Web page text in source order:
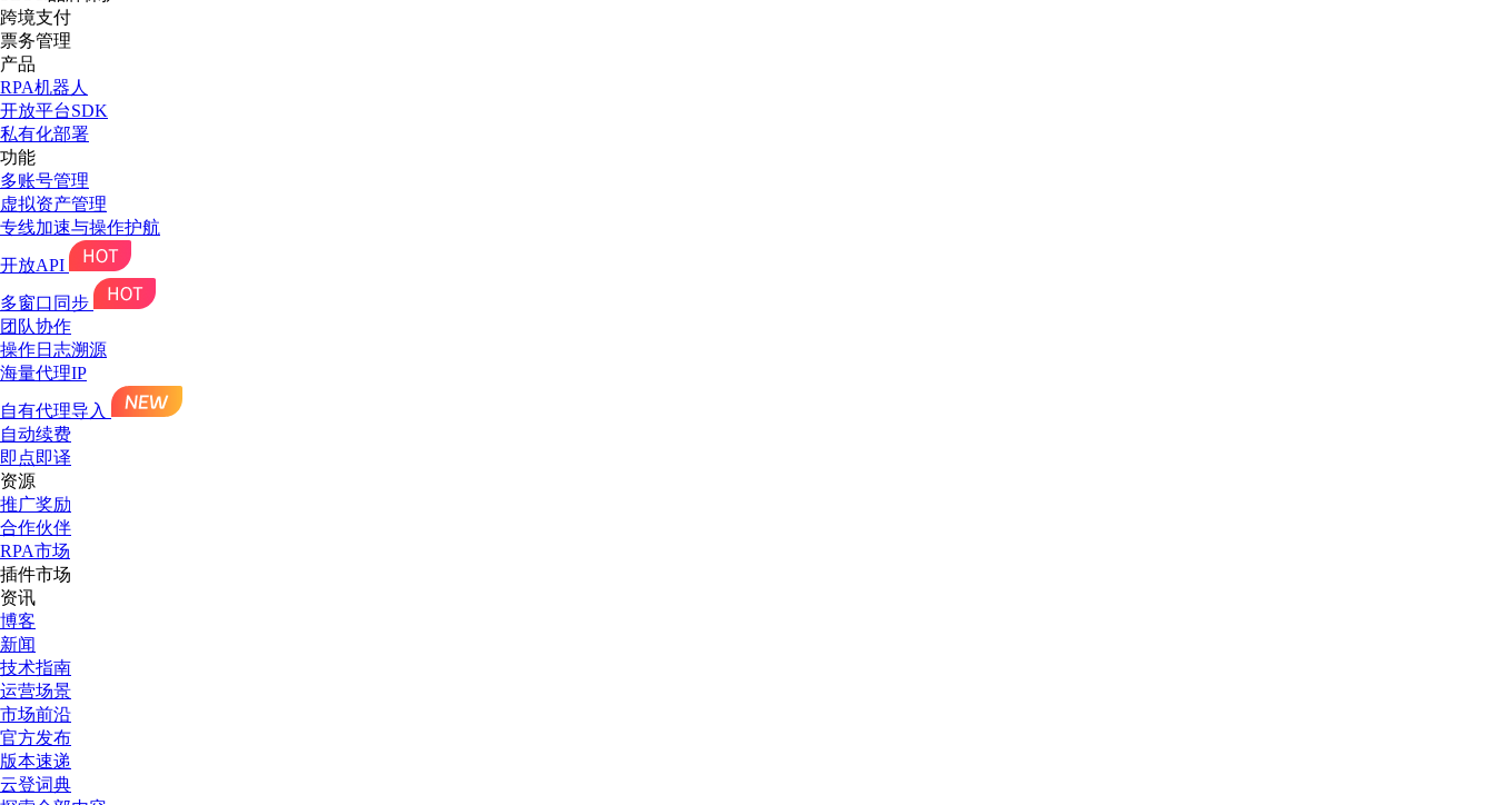
跨境支付
票务管理
产品
RPA机器人
开放平台SDK
私有化部署
功能
多账号管理
虚拟资产管理
专线加速与操作护航
开放API
多窗口同步
团队协作
操作日志溯源
海量代理IP
自有代理导入
自动续费
即点即译
资源
推广奖励
合作伙伴
RPA市场
插件市场
资讯
博客
新闻
技术指南
运营场景
市场前沿
官方发布
版本速递
云登词典